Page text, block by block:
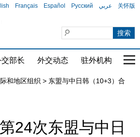
Français Español Русский عربي 关怀版
部长 外交动态 驻外机构 国
和地区组织 > 东盟与中日韩（10+3）合
24次东盟与中日